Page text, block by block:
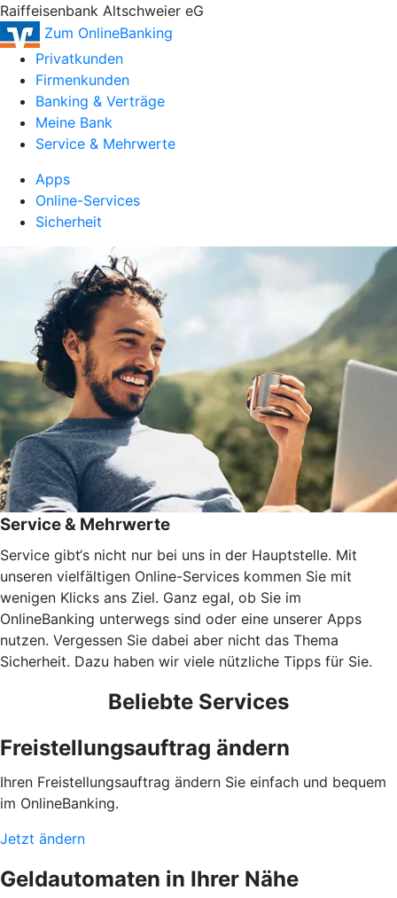
Raiffeisenbank Altschweier eG
Zum OnlineBanking
Privatkunden
Firmenkunden
Banking & Verträge
Meine Bank
Service & Mehrwerte
Apps
Online-Services
Sicherheit
Service & Mehrwerte
Service gibt‘s nicht nur bei uns in der Hauptstelle. Mit
unseren vielfältigen Online-Services kommen Sie mit
wenigen Klicks ans Ziel. Ganz egal, ob Sie im
OnlineBanking unterwegs sind oder eine unserer Apps
nutzen. Vergessen Sie dabei aber nicht das Thema
Sicherheit. Dazu haben wir viele nützliche Tipps für Sie.
Beliebte Services
Freistellungsauftrag ändern
Ihren Freistellungsauftrag ändern Sie einfach und bequem
im OnlineBanking.
Jetzt ändern
Geldautomaten in Ihrer Nähe